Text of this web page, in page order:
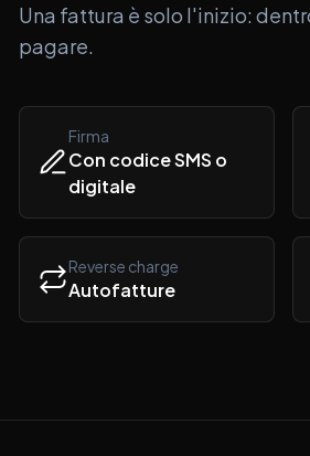
Una fattura è solo l'inizio:
pagare.
Firma
Con codice SMS o
digitale
Reverse charge
Autofatture